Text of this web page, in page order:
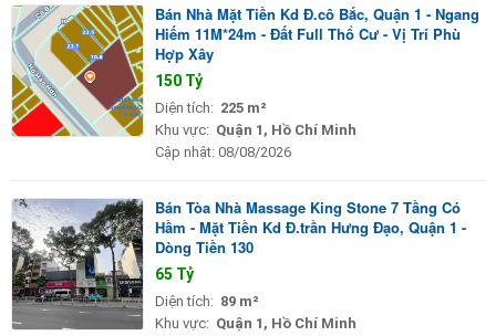
Bán Nhà Mặt Tiền Kd Đ.cô Bắc, Quận 1 - Ngang
Hiếm 11M*24m - Đất Full Thổ Cư - Vị Trí Phù
Hợp Xây
150 Tỷ
Diện tích: 225 m²
Khu vực: Quận 1, Hồ Chí Minh
Cập nhật: 08/08/2026
Bán Tòa Nhà Massage King Stone 7 Tầng Có
Hầm - Mặt Tiền Kd Đ.trần Hưng Đạo, Quận 1 -
Dòng Tiền 130
65 Tỷ
Diện tích: 89 m²
Khu vực: Quận 1, Hồ Chí Minh